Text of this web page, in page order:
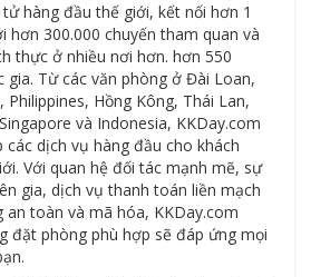
hàng đầu thế giới, kết nối hơn 1
hơn 300.000 chuyến tham quan và
thực ở nhiều nơi hơn. hơn 550
gia. Từ các văn phòng ở Đài Loan,
Philippines, Hồng Kông, Thái Lan,
và Indonesia, KKDay.com
các dịch vụ hàng đầu cho khách
Với quan hệ đối tác mạnh mẽ, sự
gia, dịch vụ thanh toán liền mạch
an toàn và mã hóa, KKDay.com
đặt phòng phù hợp sẽ đáp ứng mọi